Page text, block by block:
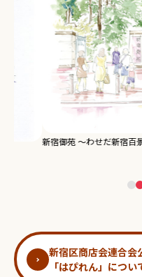
新宿御苑 ～わせだ新宿百景～
新宿区商店会連合会
「はぴれん」につい